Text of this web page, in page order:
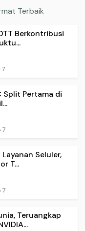
Terbaik
Berkontribusi
7
Split Pertama di
7
Seluler,
T...
7
Teruangkap